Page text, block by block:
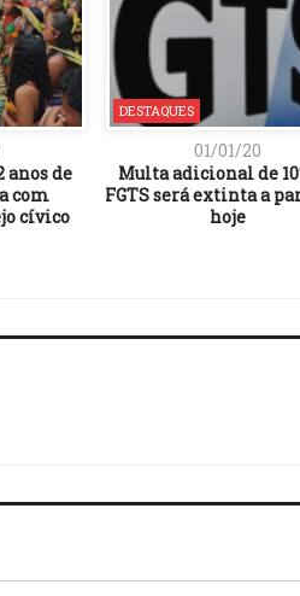
anos de
com
cívico
DESTAQUES
01/01/20
Multa adicional de
FGTS será extinta a
hoje